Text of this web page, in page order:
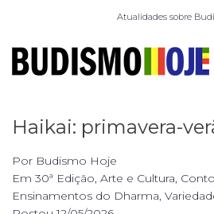
Atualidades sobre
Haikai: primavera-
Por Budismo Hoje
Em 30ª Edição, Arte e Cultura,
Ensinamentos do Dharma,